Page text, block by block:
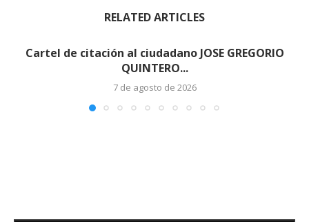
RELATED ARTICLES
Cartel de citación al ciudadano JOSE GREGORIO
QUINTERO...
7 de agosto de 2026